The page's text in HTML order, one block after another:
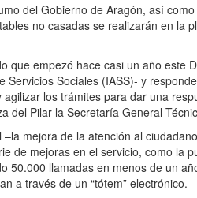
del Gobierno de Aragón, así
no casadas se realizarán en la
empezó hace casi un año este
Servicios Sociales (IASS)- y
los trámites para dar una
del Pilar la Secretaría General
mejora de la atención al
de mejoras en el servicio, como la
50.000 llamadas en menos de un
a través de un “tótem” electrónico.